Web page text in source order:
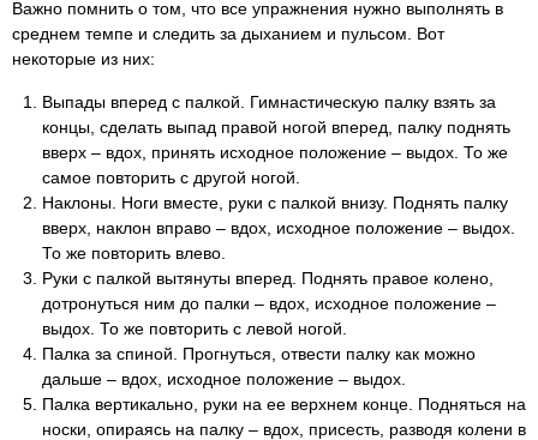
Важно помнить о том, что все упражнения нужно выполнять в
среднем темпе и следить за дыханием и пульсом. Вот
некоторые из них:
Выпады вперед с палкой. Гимнастическую палку взять за
концы, сделать выпад правой ногой вперед, палку поднять
вверх – вдох, принять исходное положение – выдох. То же
самое повторить с другой ногой.
Наклоны. Ноги вместе, руки с палкой внизу. Поднять палку
вверх, наклон вправо – вдох, исходное положение – выдох.
То же повторить влево.
Руки с палкой вытянуты вперед. Поднять правое колено,
дотронуться ним до палки – вдох, исходное положение –
выдох. То же повторить с левой ногой.
Палка за спиной. Прогнуться, отвести палку как можно
дальше – вдох, исходное положение – выдох.
Палка вертикально, руки на ее верхнем конце. Подняться на
носки, опираясь на палку – вдох, присесть, разводя колени в